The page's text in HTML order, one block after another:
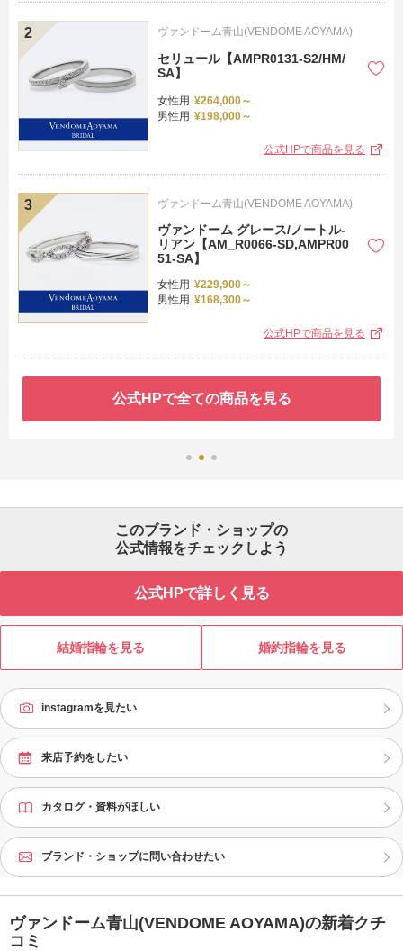
ヴァンドーム青山(VENDOME AOYAMA)
セリュール【AMPR0131-S2/HM/
SA】
女性用 ¥264,000～
男性用 ¥198,000～
公式HPで商品を見る
ヴァンドーム青山(VENDOME AOYAMA)
ヴァンドーム グレース/ノートル-
リアン【AM_R0066-SD,AMPR00
51-SA】
女性用 ¥229,900～
男性用 ¥168,300～
公式HPで商品を見る
公式HPで全ての商品を見る
このブランド・ショップの
公式情報をチェックしよう
公式HPで詳しく見る
結婚指輪を見る 婚約指輪を見る
instagramを見たい
来店予約をしたい
カタログ・資料がほしい
ブランド・ショップに問い合わせたい
ヴァンドーム青山(VENDOME AOYAMA)の新着クチ
コミ